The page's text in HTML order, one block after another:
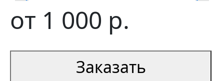
от 1 000 р.
Заказать